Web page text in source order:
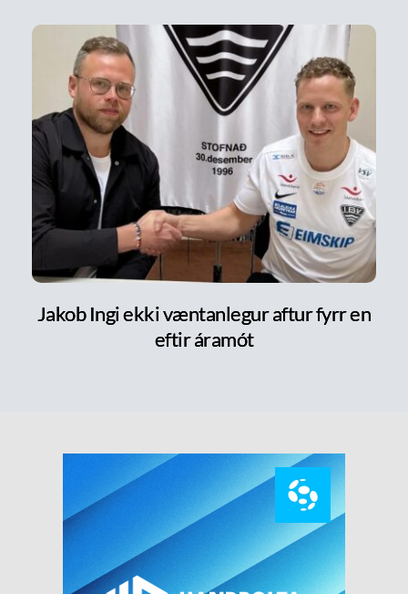
Jakob Ingi ekki væntanlegur aftur fyrr en
eftir áramót